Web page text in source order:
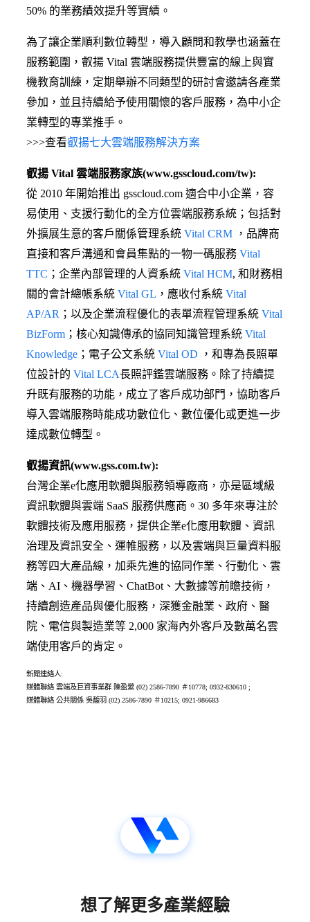
50% 的業務績效提升等實績。
為了讓企業順利數位轉型，導入顧問和教學也涵蓋在
服務範圍，叡揚 Vital 雲端服務提供豐富的線上與實
機教育訓練，定期舉辦不同類型的研討會邀請各產業
參加，並且持續給予使用關懷的客戶服務，為中小企
業轉型的專業推手。
>>>查看叡揚七大雲端服務解決方案
叡揚 Vital 雲端服務家族(www.gsscloud.com/tw):
從 2010 年開始推出 gsscloud.com 適合中小企業，容
易使用、支援行動化的全方位雲端服務系統；包括對
外擴展生意的客戶關係管理系統 Vital CRM ，品牌商
直接和客戶溝通和會員集點的一物一碼服務 Vital
TTC ；企業內部管理的人資系統 Vital HCM, 和財務相
關的會計總帳系統 Vital GL ，應收付系統 Vital
AP/AR ；以及企業流程優化的表單流程管理系統 Vital
BizForm ；核心知識傳承的協同知識管理系統 Vital
Knowledge ；電子公文系統 Vital OD
，和專為長照單
位設計的 Vital LCA長照評鑑雲端服務。除了持續提
升既有服務的功能，成立了客戶成功部門，協助客戶
導入雲端服務時能成功數位化、數位優化或更進一步
達成數位轉型。
叡揚資訊(www.gss.com.tw):
台灣企業e化應用軟體與服務領導廠商，亦是區域級
資訊軟體與雲端 SaaS 服務供應商。30 多年來專注於
軟體技術及應用服務，提供企業e化應用軟體、資訊
治理及資訊安全、運帷服務，以及雲端與巨量資料服
務等四大產品線，加乘先進的協同作業、行動化、雲
端、AI、機器學習、ChatBot、大數據等前瞻技術，
持續創造產品與優化服務，深獲金融業、政府、醫
院、電信與製造業等 2,000 家海內外客戶及數萬名雲
端使用客戶的肯定。
新聞連絡人:
媒體聯絡 雲端及巨資事業群 陳盈縈 (02) 2586-7890 ＃10778; 0932-830610 ;
媒體聯絡 公共關係 吳馥羽 (02) 2586-7890 ＃10215; 0921-986683
想了解更多產業經驗